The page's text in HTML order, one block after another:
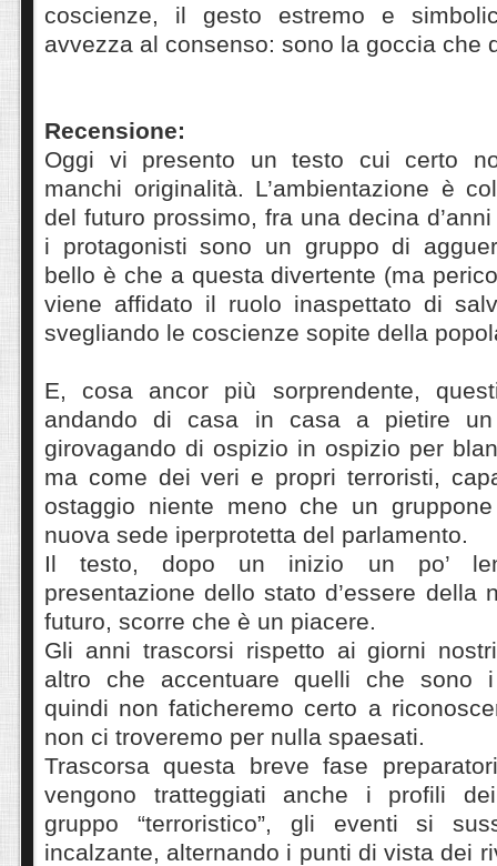
coscienze, il gesto estremo e
avvezza al consenso: sono la goccia che
Recensione:
Oggi vi presento un testo cui certo
manchi originalità. L’ambientazione è
del futuro prossimo, fra una decina
i protagonisti sono un gruppo di
bello è che a questa divertente (ma
viene affidato il ruolo inaspettato di
svegliando le coscienze sopite della
E, cosa ancor più sorprendente,
andando di casa in casa a pietire un
girovagando di ospizio in ospizio per
ma come dei veri e propri terroristi,
ostaggio niente meno che un
nuova sede iperprotetta del parlamento.
Il testo, dopo un inizio un po’
presentazione dello stato d’essere della
futuro, scorre che è un piacere.
Gli anni trascorsi rispetto ai giorni
altro che accentuare quelli che sono
quindi non faticheremo certo a
non ci troveremo per nulla spaesati.
Trascorsa questa breve fase
vengono tratteggiati anche i profili
gruppo “terroristico”, gli eventi si
incalzante, alternando i punti di vista dei